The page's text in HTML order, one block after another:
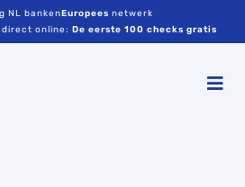
NL bankenEuropees netwerk
direct online: De eerste 100 checks gratis